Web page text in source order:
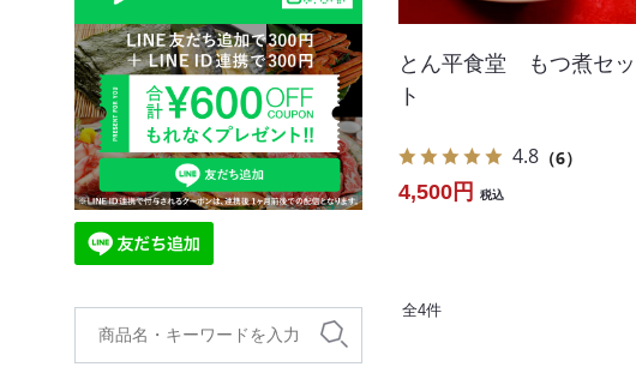
とん平食堂 もつ煮セッ
ト
4.8 （6）
4,500円 税込
全4件